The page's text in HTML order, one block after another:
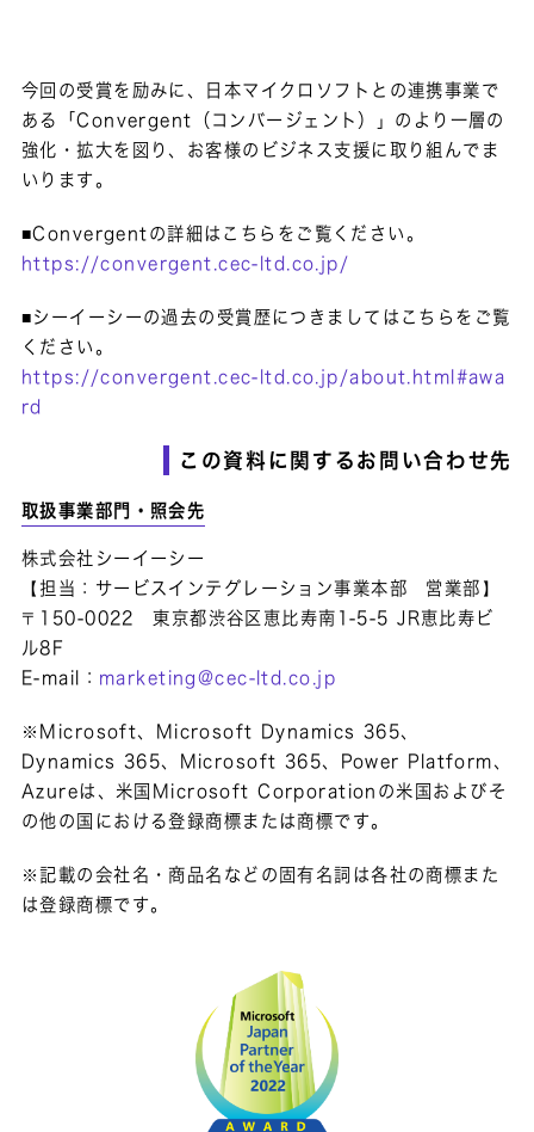
今回の受賞を励みに、日本マイクロソフトとの連携事業で
ある「Convergent（コンバージェント）」のより一層の
強化・拡大を図り、お客様のビジネス支援に取り組んでま
いります。
■Convergentの詳細はこちらをご覧ください。
https://convergent.cec-ltd.co.jp/
■シーイーシーの過去の受賞歴につきましてはこちらをご覧
ください。
https://convergent.cec-ltd.co.jp/about.html#awa
rd
この資料に関するお問い合わせ先
取扱事業部門・照会先
株式会社シーイーシー
【担当：サービスインテグレーション事業本部 営業部】
〒150-0022 東京都渋谷区恵比寿南1-5-5 JR恵比寿ビ
ル8F
E-mail： marketing@cec-ltd.co.jp
※Microsoft、Microsoft Dynamics 365、
Dynamics 365、Microsoft 365、Power Platform、
Azureは、米国Microsoft Corporationの米国およびそ
の他の国における登録商標または商標です。
※記載の会社名・商品名などの固有名詞は各社の商標また
は登録商標です。